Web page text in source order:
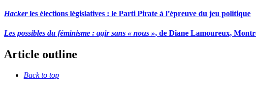
Hackerles élections législatives : le Parti Pirate à l’épreuve du jeu politique
Les possibles du féminisme : agir sans « nous », de Diane Lamoureux,
Article outline
Back to top